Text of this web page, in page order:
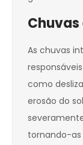
Chuvas
As chuvas
como
erosão do
tornando-as